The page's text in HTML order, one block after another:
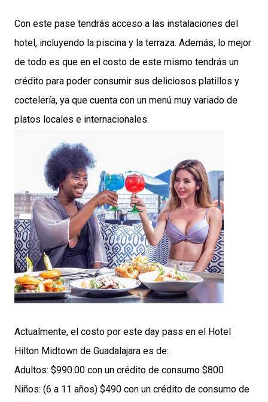
Con este pase tendrás acceso a las instalaciones del
hotel, incluyendo la piscina y la terraza. Además, lo mejor
de todo es que en el costo de este mismo tendrás un
crédito para poder consumir sus deliciosos platillos y
coctelería, ya que cuenta con un menú muy variado de
platos locales e internacionales.
Actualmente, el costo por este day pass en el Hotel
Hilton Midtown de Guadalajara es de:
Adultos: $990.00 con un crédito de consumo $800
Niños: (6 a 11 años) $490 con un crédito de consumo de